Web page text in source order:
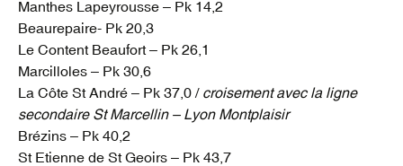
Manthes Lapeyrousse – Pk 14,2
Beaurepaire- Pk 20,3
Le Content Beaufort – Pk 26,1
Marcilloles – Pk 30,6
La Côte St André – Pk 37,0 / croisement avec la ligne
secondaire St Marcellin – Lyon Montplaisir
Brézins – Pk 40,2
St Etienne de St Geoirs – Pk 43,7